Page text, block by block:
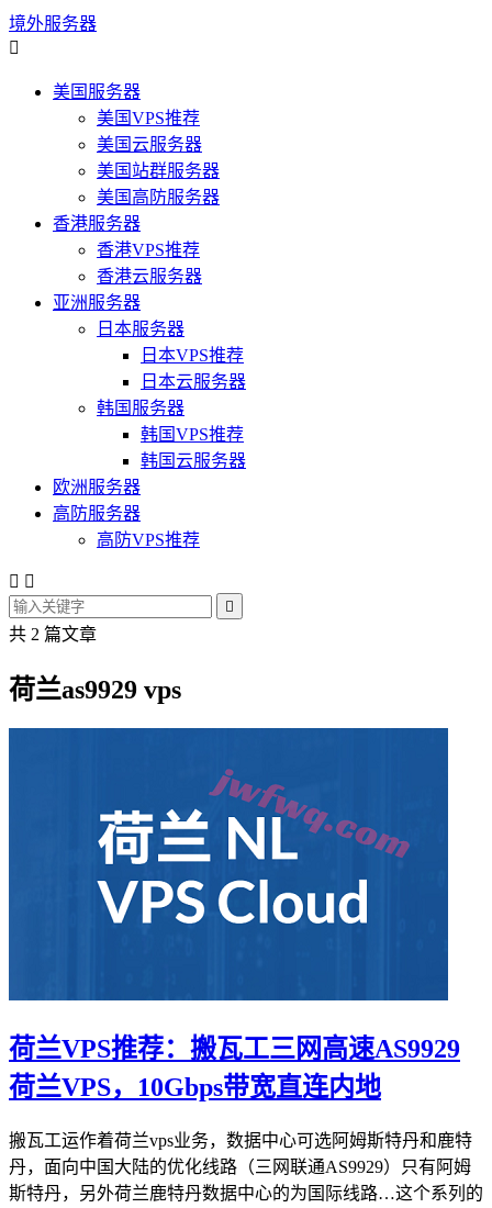
境外服务器

美国服务器
美国VPS推荐
美国云服务器
美国站群服务器
美国高防服务器
香港服务器
香港VPS推荐
香港云服务器
亚洲服务器
日本服务器
日本VPS推荐
日本云服务器
韩国服务器
韩国VPS推荐
韩国云服务器
欧洲服务器
高防服务器
高防VPS推荐
 

共 2 篇文章
荷兰as9929 vps
荷兰VPS推荐：搬瓦工三网高速AS9929
荷兰VPS，10Gbps带宽直连内地
搬瓦工运作着荷兰vps业务，数据中心可选阿姆斯特丹和鹿特
丹，面向中国大陆的优化线路（三网联通AS9929）只有阿姆
斯特丹，另外荷兰鹿特丹数据中心的为国际线路…这个系列的